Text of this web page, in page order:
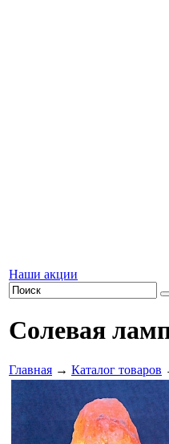
Наши акции
Солевая
Главная → Каталог товаров